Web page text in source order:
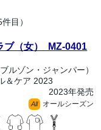
目）
ブ（女） MZ-0401
ルゾン・ジャンパー）
＆ケア 2023
2023年発売
All オールシーズン